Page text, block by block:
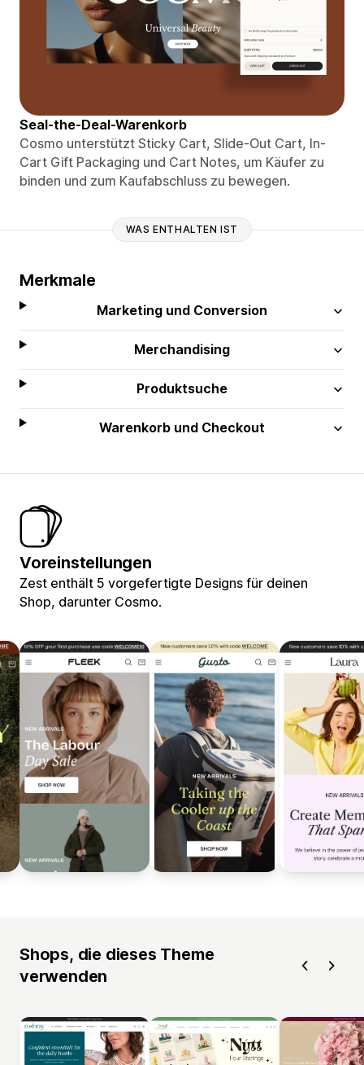
Seal-the-Deal-Warenkorb
Cosmo unterstützt Sticky Cart, Slide-Out Cart, In-
Cart Gift Packaging und Cart Notes, um Käufer zu
binden und zum Kaufabschluss zu bewegen.
WAS ENTHALTEN IST
Merkmale
Marketing und Conversion
Merchandising
Produktsuche
Warenkorb und Checkout
Voreinstellungen
Zest enthält 5 vorgefertigte Designs für deinen
Shop, darunter Cosmo.
Shops, die dieses Theme
verwenden